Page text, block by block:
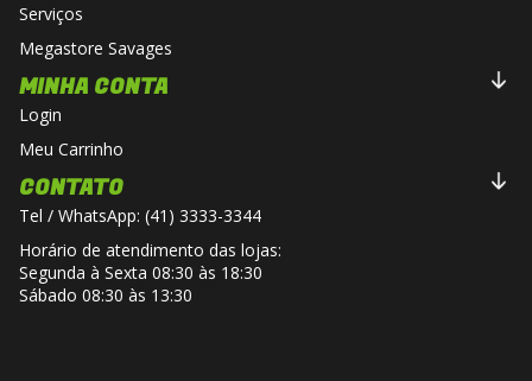
Serviços
Megastore Savages
MINHA CONTA
Login
Meu Carrinho
CONTATO
Tel / WhatsApp: (41) 3333-3344
Horário de atendimento das lojas:
Segunda à Sexta 08:30 às 18:30
Sábado 08:30 às 13:30